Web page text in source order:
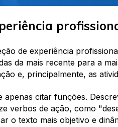
de experiência
da mais recente para a
e, principalmente, as
apenas citar funções.
verbos de ação, como
o texto mais objetivo e